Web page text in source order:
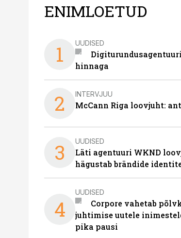
ENIMLOETUD
1 UUDISED
hinnaga
2 INTERVJUU
McCann Riga loovjuht:
3 UUDISED
Läti agentuuri WKND
hägustab brändide
4
UUDISED
Corpore vahetab
juhtimise uutele
pika pausi